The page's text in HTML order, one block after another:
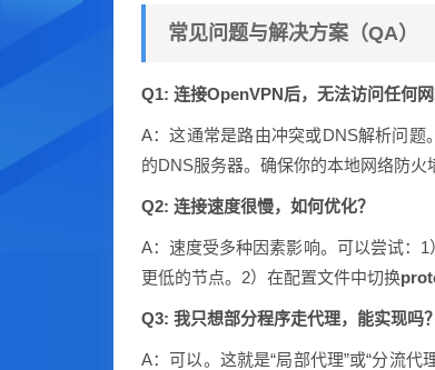
常见问题与解决方案（QA）
Q1: 连接OpenVPN后，无法访问任何网
A：这通常是路由冲突或DNS解析问题
的DNS服务器。确保你的本地网络防火
Q2: 连接速度很慢，如何优化？
A：速度受多种因素影响。可以尝试：
更低的节点。2）在配置文件中切换
Q3: 我只想部分程序走代理，能实现吗？
A：可以。这就是“局部代理”或“分流